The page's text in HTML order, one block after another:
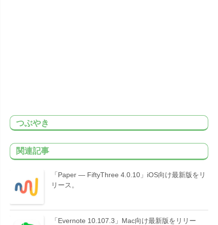
つぶやき
関連記事
「Paper — FiftyThree 4.0.10」iOS向け最新版をリ
リース。
「Evernote 10.107.3」Mac向け最新版をリリー